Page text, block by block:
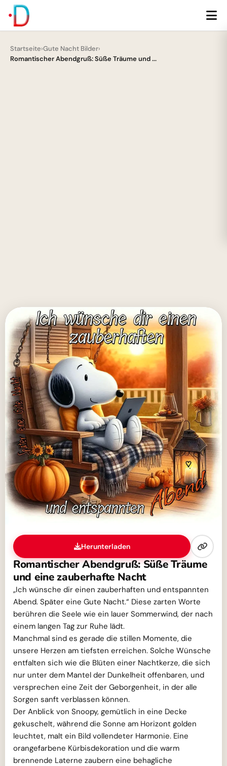
Startseite›Gute Nacht Bilder›
Romantischer Abendgruß: Süße Träume und ...
Herunterladen
Romantischer Abendgruß: Süße Träume
und eine zauberhafte Nacht
„Ich wünsche dir einen zauberhaften und entspannten
Abend. Später eine Gute Nacht.“ Diese zarten Worte
berühren die Seele wie ein lauer Sommerwind, der nach
einem langen Tag zur Ruhe lädt.
Manchmal sind es gerade die stillen Momente, die
unsere Herzen am tiefsten erreichen. Solche Wünsche
entfalten sich wie die Blüten einer Nachtkerze, die sich
nur unter dem Mantel der Dunkelheit offenbaren, und
versprechen eine Zeit der Geborgenheit, in der alle
Sorgen sanft verblassen können.
Der Anblick von Snoopy, gemütlich in eine Decke
gekuschelt, während die Sonne am Horizont golden
leuchtet, malt ein Bild vollendeter Harmonie. Eine
orangefarbene Kürbisdekoration und die warm
brennende Laterne zaubern eine behagliche